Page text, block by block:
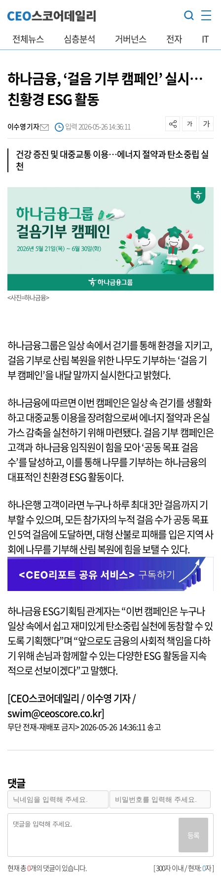
전체뉴스 심층분석 거버넌스 전자 IT
하나금융, ‘걸음 기부 캠페인’ 실시…
친황경 ESG 활동
이수영 기자 입력 2026-05-26 14:36:11
건강 증진 및 대중교통 이용…에너지 절약과 탄소중립 실
천
<사진=하나금융>
하나금융그룹은 일상 속에서 걷기를 통해 환경을 지키고,
걸음 기부로 산림 복원을 위한 나무도 기부하는 ‘걸음 기
부 캠페인’을 내달 말까지 실시한다고 밝혔다.
하나금융에 따르면 이번 캠페인은 일상 속 걷기를 생활화
하고 대중교통 이용을 장려함으로써 에너지 절약과 온실
가스 감축을 실천하기 위해 마련됐다. 걸음 기부 캠페인은
고객과 하나금융 임직원이 힘을 모아 ‘공동 목표 걸음
수’를 달성하고, 이를 통해 나무를 기부하는 하나금융의
대표적인 친환경 ESG 활동이다.
하나은행 고객이라면 누구나 하루 최대 3만 걸음까지 기
부할 수 있으며, 모든 참가자의 누적 걸음 수가 공동 목표
인 5억 걸음에 도달하면, 대형 산불로 피해를 입은 지역 사
회에 나무를 기부해 산림 복원에 힘을 보탤 수 있다.
하나금융 ESG기획팀 관계자는 “이번 캠페인은 누구나
일상 속에서 쉽고 재미있게 탄소중립 실천에 동참할 수 있
도록 기획했다”며 “앞으로도 금융의 사회적 책임을 다하
기 위해 손님과 함께할 수 있는 다양한 ESG 활동을 지속
적으로 선보이겠다”고 말했다.
[CEO스코어데일리 / 이수영 기자 /
swim@ceoscore.co.kr]
무단 전재-재배포 금지> 2026-05-26 14:36:11 송고
댓글
등록
[ 300자 이내 / 현재:0자 ]
현재 총0개의 댓글이 있습니다.